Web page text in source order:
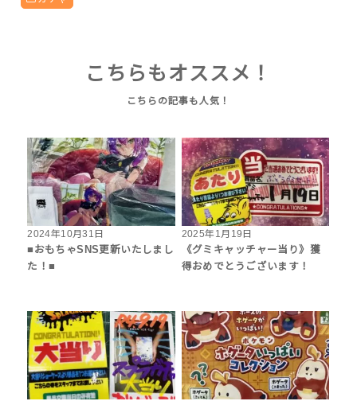
こちらもオススメ！
2024年10月31日
■おもちゃSNS更新いたしまし
た！■
2025年1月19日
《グミキャッチャー当り》獲
得おめでとうございます！